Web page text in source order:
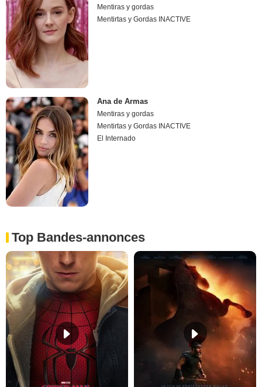
Mentiras y gordas
Mentirtas y Gordas INACTIVE
Ana de Armas
Mentiras y gordas
Mentirtas y Gordas INACTIVE
El Internado
Top Bandes-annonces